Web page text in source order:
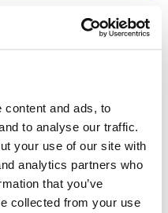
content and ads, to
to analyse our traffic.
your use of our site with
analytics partners who
that you’ve
collected from your use
Åland)